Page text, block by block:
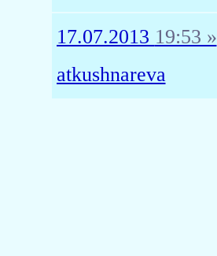
17.07.2013 19:53 »
atkushnareva